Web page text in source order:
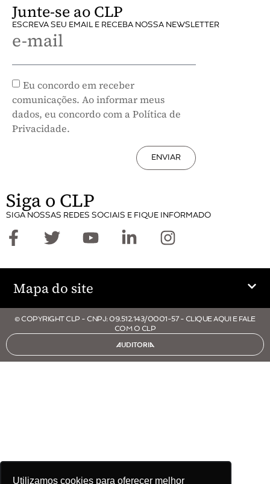
Utilizamos cookies para oferecer melhor
Junte-se ao CLP
ESCREVA SEU EMAIL E RECEBA NOSSA NEWSLETTER
e-mail
Eu concordo em receber
comunicações. Ao informar meus
dados, eu concordo com a Política de
Privacidade.
ENVIAR
Siga o CLP
SIGA NOSSAS REDES SOCIAIS E FIQUE INFORMADO
Mapa do site
© COPYRIGHT CLP - CNPJ: 09.512.143/0001-57 - CLIQUE AQUI E FALE
COM O CLP
AUDITORIA